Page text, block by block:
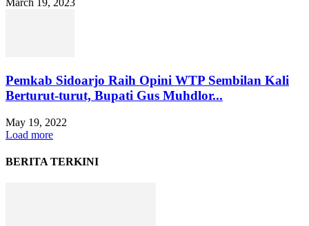
March 19, 2023
Pemkab Sidoarjo Raih Opini WTP Sembilan Kali
Berturut-turut, Bupati Gus Muhdlor...
May 19, 2022
Load more
BERITA TERKINI